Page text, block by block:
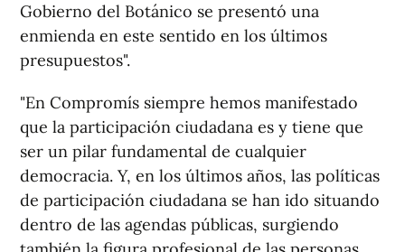
Gobierno del Botánico se presentó una
enmienda en este sentido en los últimos
presupuestos".
"En Compromís siempre hemos manifestado
que la participación ciudadana es y tiene que
ser un pilar fundamental de cualquier
democracia. Y, en los últimos años, las políticas
de participación ciudadana se han ido situando
dentro de las agendas públicas, surgiendo